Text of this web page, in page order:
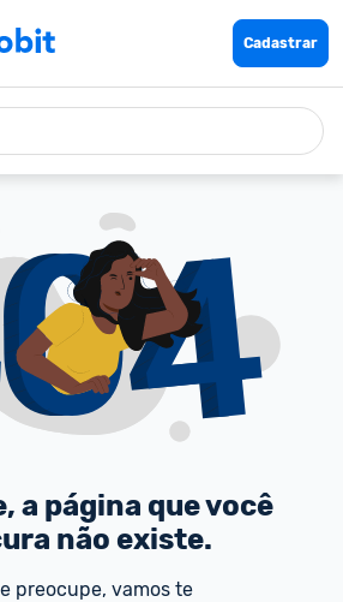
Cadastrar
a página que você
não existe.
preocupe, vamos te